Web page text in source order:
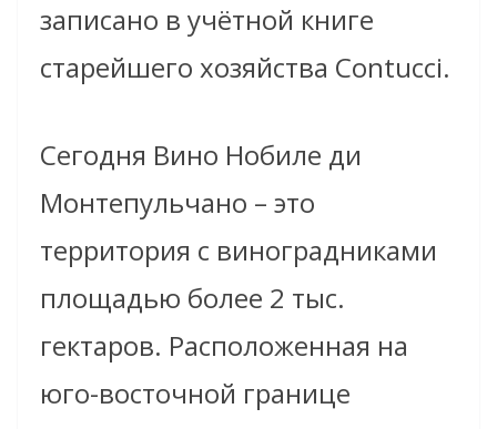
записано в учётной книге
старейшего хозяйства Contucci.
Сегодня Вино Нобиле ди
Монтепульчано – это
территория с виноградниками
площадью более 2 тыс.
гектаров. Расположенная на
юго-восточной границе